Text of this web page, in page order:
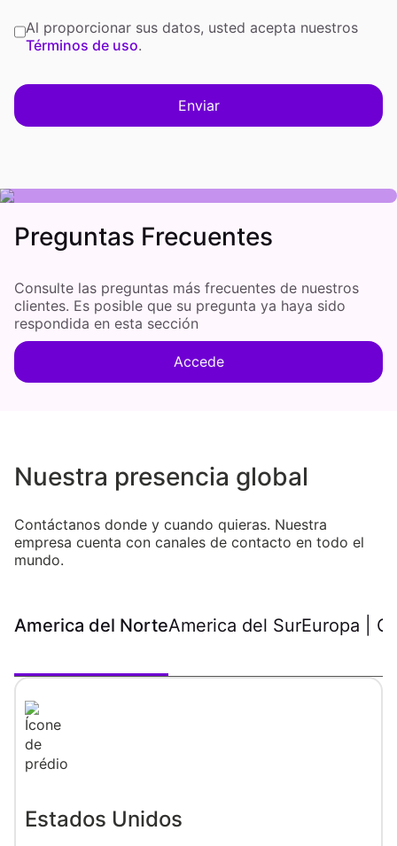
Al proporcionar sus datos, usted acepta nuestros
Términos de uso.
Preguntas Frecuentes
Consulte las preguntas más frecuentes de nuestros
clientes. Es posible que su pregunta ya haya sido
respondida en esta sección
Accede
Nuestra presencia global
Contáctanos donde y cuando quieras. Nuestra
empresa cuenta con canales de contacto en todo el
mundo.
America del NorteAmerica del SurEuropa |
Estados Unidos